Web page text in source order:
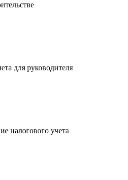
для руководителя
налогового учета